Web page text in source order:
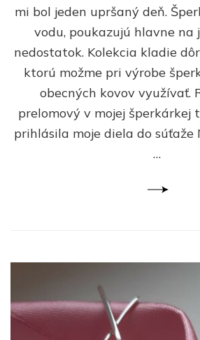
mi bol jeden upršaný deň.
vodu, poukazujú hlavne na
nedostatok. Kolekcia kladie
ktorú možme pri výrobe
obecných kovov využívať.
prelomový v mojej šperkárkej
prihlásila moje diela do súťaže
…